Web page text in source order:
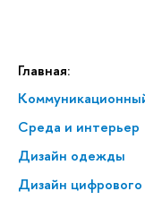
Главная:
Среда и интерьер
Дизайн одежды
Дизайн